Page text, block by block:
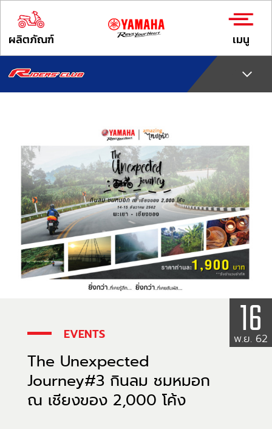
ผลิตภัณฑ์ เมนู
EVENTS
The Unexpected
Journey#3 กินลม ชมหมอก
ณ เชียงของ 2,000 โค้ง
16
พ.ย. 62